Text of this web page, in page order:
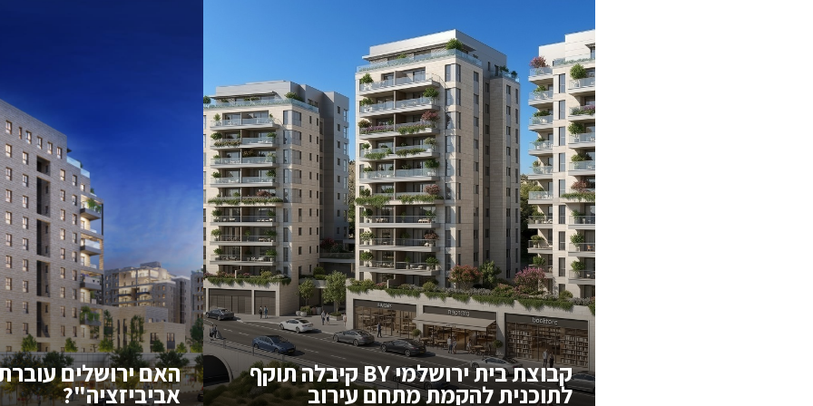
קבוצת בית ירושלמי BY קיבלה תוקף
לתוכנית להקמת מתחם עירוב
האם ירושלים
אביביזציה"?